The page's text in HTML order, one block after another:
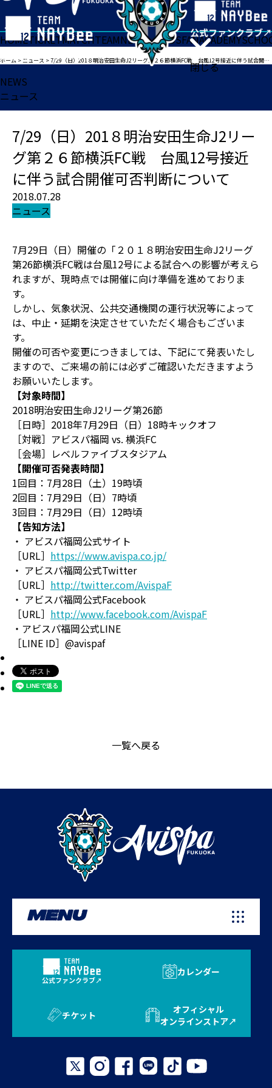
閉じる
HOMETICKETMATCHTEAMNEWSGOODSFANACADEMY
ホーム >ニュース >7/29（日）201８明治安田生命J2リーグ第２６節横浜FC戦 台風12号接近に伴う試合開催可否判断について
NEWS
ニュース
7/29（日）201８明治安田生命J2リー
グ第２６節横浜FC戦 台風12号接近
に伴う試合開催可否判断について
2018.07.28
ニュース
7月29日（日）開催の「２０１８明治安田生命J2リーグ
第26節横浜FC戦は台風12号による試合への影響が考えら
れますが、現時点では開催に向け準備を進めておりま
す。
しかし、気象状況、公共交通機関の運行状況等によって
は、中止・延期を決定させていただく場合もございま
す。
開催の可否や変更につきましては、下記にて発表いたし
ますので、ご来場の前には必ずご確認いただきますよう
お願いいたします。
【対象時間】
2018明治安田生命J2リーグ第26節
［日時］2018年7月29日（日）18時キックオフ
［対戦］アビスパ福岡 vs. 横浜FC
［会場］レベルファイブスタジアム
【開催可否発表時間】
1回目：7月28日（土）19時頃
2回目：7月29日（日）7時頃
3回目：7月29日（日）12時頃
【告知方法】
・ アビスパ福岡公式サイト
［URL］ https://www.avispa.co.jp/
・ アビスパ福岡公式Twitter
［URL］ http://twitter.com/AvispaF
・ アビスパ福岡公式Facebook
［URL］ http://www.facebook.com/AvispaF
・アビスパ福岡公式LINE
［LINE ID］@avispaf
一覧へ戻る
MENU
公式ファンクラブ
カレンダー
チケット
オフィシャル
オンラインストア